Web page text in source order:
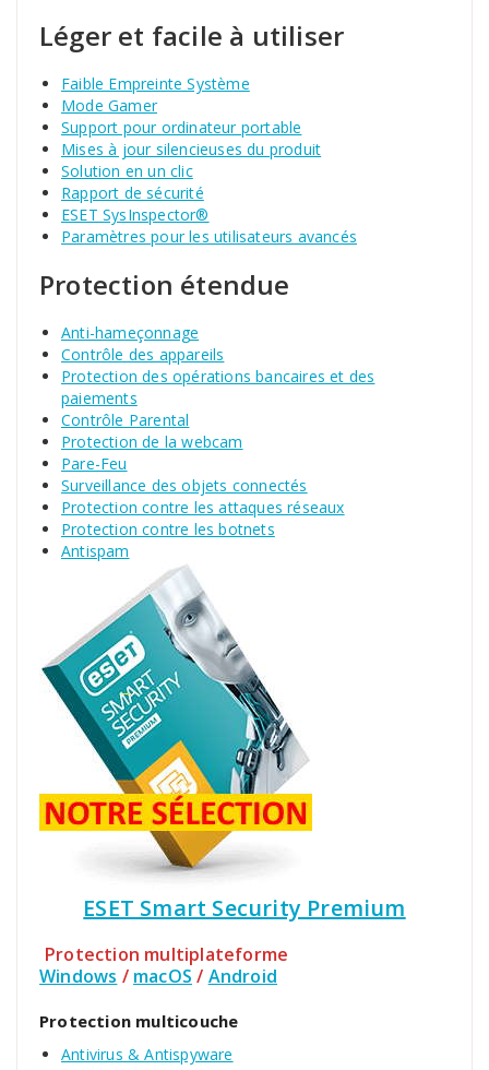
Léger et facile à utiliser
Faible Empreinte Système
Mode Gamer
Support pour ordinateur portable
Mises à jour silencieuses du produit
Solution en un clic
Rapport de sécurité
ESET SysInspector®
Paramètres pour les utilisateurs avancés
Protection étendue
Anti-hameçonnage
Contrôle des appareils
Protection des opérations bancaires et des
paiements
Contrôle Parental
Protection de la webcam
Pare-Feu
Surveillance des objets connectés
Protection contre les attaques réseaux
Protection contre les botnets
Antispam
ESET Smart Security Premium
Protection multiplateforme
Windows / macOS / Android
Protection multicouche
Antivirus & Antispyware